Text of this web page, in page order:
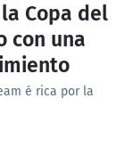
Copa del
con una
é rica por la